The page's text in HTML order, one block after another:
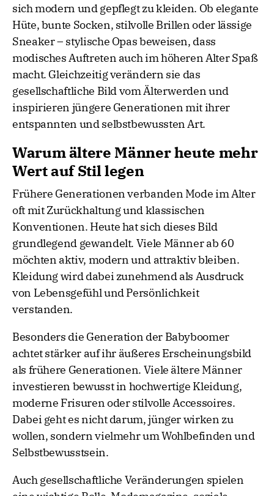
sich modern und gepflegt zu kleiden. Ob elegante
Hüte, bunte Socken, stilvolle Brillen oder lässige
Sneaker – stylische Opas beweisen, dass
modisches Auftreten auch im höheren Alter Spaß
macht. Gleichzeitig verändern sie das
gesellschaftliche Bild vom Älterwerden und
inspirieren jüngere Generationen mit ihrer
entspannten und selbstbewussten Art.
Warum ältere Männer heute mehr
Wert auf Stil legen
Frühere Generationen verbanden Mode im Alter
oft mit Zurückhaltung und klassischen
Konventionen. Heute hat sich dieses Bild
grundlegend gewandelt. Viele Männer ab 60
möchten aktiv, modern und attraktiv bleiben.
Kleidung wird dabei zunehmend als Ausdruck
von Lebensgefühl und Persönlichkeit
verstanden.
Besonders die Generation der Babyboomer
achtet stärker auf ihr äußeres Erscheinungsbild
als frühere Generationen. Viele ältere Männer
investieren bewusst in hochwertige Kleidung,
moderne Frisuren oder stilvolle Accessoires.
Dabei geht es nicht darum, jünger wirken zu
wollen, sondern vielmehr um Wohlbefinden und
Selbstbewusstsein.
Auch gesellschaftliche Veränderungen spielen